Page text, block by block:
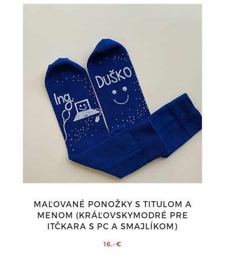
MAĽOVANÉ PONOŽKY S TITULOM A
MENOM (KRÁĽOVSKYMODRÉ PRE
ITČKARA S PC A SMAJLÍKOM)
16,-€